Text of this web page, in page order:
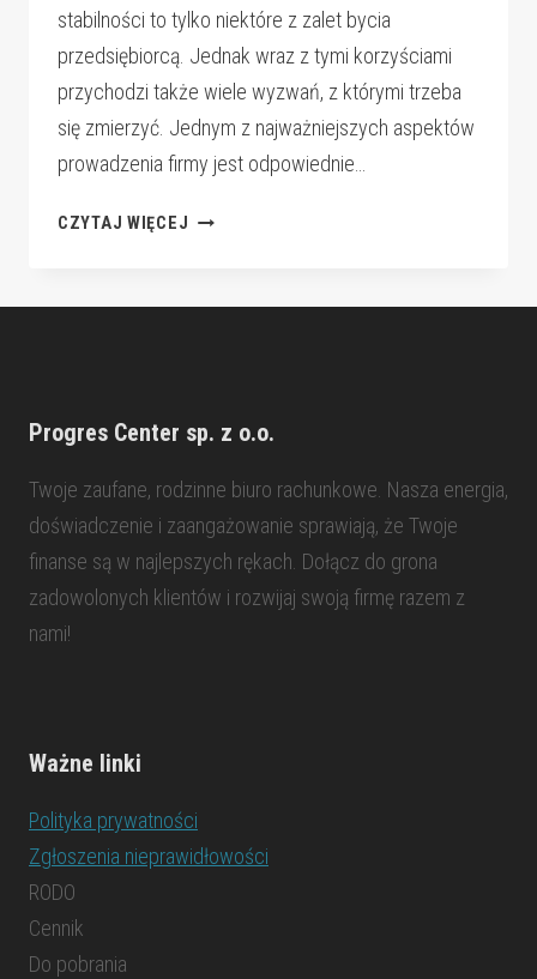
stabilności to tylko niektóre z zalet bycia
przedsiębiorcą. Jednak wraz z tymi korzyściami
przychodzi także wiele wyzwań, z którymi trzeba
się zmierzyć. Jednym z najważniejszych aspektów
prowadzenia firmy jest odpowiednie…
CZYTAJ WIĘCEJ KORZYŚCI
BIUREM
Progres Center sp. z o.o.
Twoje zaufane, rodzinne biuro rachunkowe. Nasza energia,
doświadczenie i zaangażowanie sprawiają, że Twoje
finanse są w najlepszych rękach. Dołącz do grona
zadowolonych klientów i rozwijaj swoją firmę razem z
nami!
Ważne linki
Polityka prywatności
Zgłoszenia nieprawidłowości
RODO
Cennik
Do pobrania